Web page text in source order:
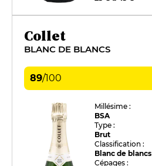
Collet
BLANC DE BLANCS
89/100
Millésime :
BSA
Type :
Brut
Classification :
Blanc de blancs
Cépages :